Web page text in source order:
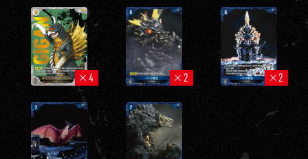
4 2 2